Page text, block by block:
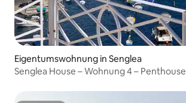
Eigentumswohnung in Senglea
Senglea House – Wohnung 4 – Penthouse